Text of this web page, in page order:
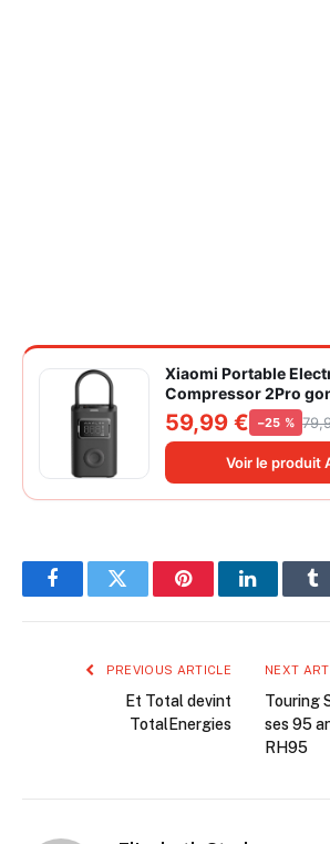
Xiaomi Portable
Compressor 2Pro
voiture | ±1PSI
pneus, 45s gonflage
longue durée, avec
cylindre à air 27 mm
59,99 € −25 %
Voir le produit
FacebookTwitter PinterestLinkedIn
PREVIOUS ARTICLE
Et Total devint
TotalEnergies
NEXT
Touring
ses 95
RH95